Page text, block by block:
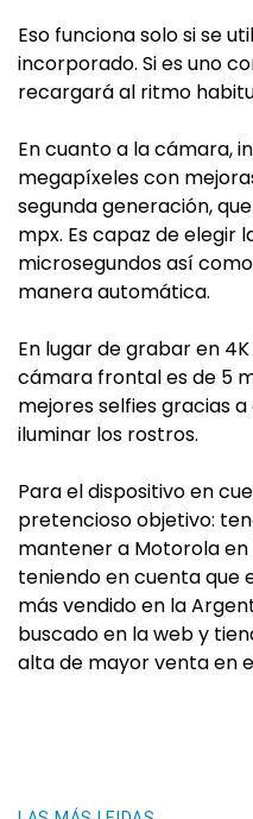
Eso funciona solo si se
incorporado. Si es uno
recargará al ritmo
En cuanto a la cámara,
megapíxeles con
segunda generación,
mpx. Es capaz de elegir
microsegundos así
manera automática.
En lugar de grabar en 4K
cámara frontal es de 5
mejores selfies gracias
iluminar los rostros.
Para el dispositivo en
pretencioso objetivo:
mantener a Motorola
teniendo en cuenta que
más vendido en la
buscado en la web y
alta de mayor venta en